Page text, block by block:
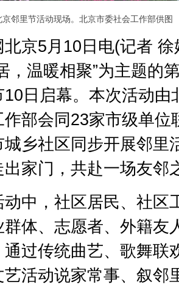
京邻里节活动现场。北京市委社会工作部供图
5月10日电(记者 徐
，温暖相聚”为主题的
日启幕。本次活动由
部会同23家市级单位
乡社区同步开展邻里
出家门，共赴一场友邻
，社区居民、社区
体、志愿者、外籍友
通过传统曲艺、歌舞联
活动说家常事、叙邻